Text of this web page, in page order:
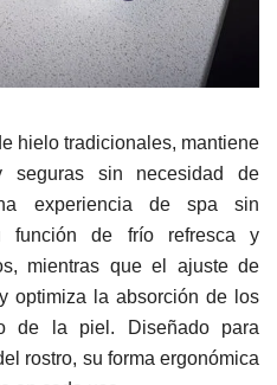
hielo tradicionales, mantiene
seguras sin necesidad de
experiencia de spa sin
función de frío refresca y
mientras que el ajuste de
optimiza la absorción de los
de la piel. Diseñado para
rostro, su forma ergonómica